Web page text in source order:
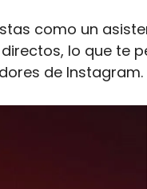
como un
lo que te
de Instagram.